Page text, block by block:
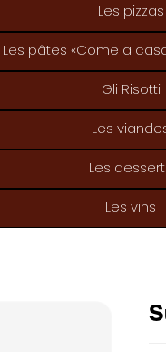
Les pizzas
Les pâtes «Come a
Gli Risotti
Les
Les
Les vins